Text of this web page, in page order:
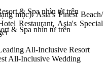
mục): Asia's Finest Beach/
Restaurant, Asia's Special
All-Inclusive Resort
All-Inclusive Wedding
& Spa nhìn từ trên